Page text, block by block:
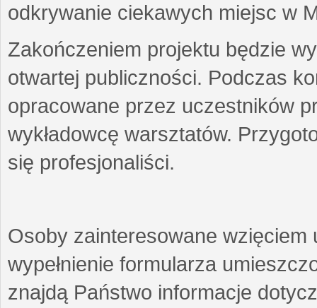
odkrywanie ciekawych miejsc w
Zakończeniem projektu będzie
otwartej publiczności. Podczas
opracowane przez uczestników
wykładowcę warsztatów.
się profesjonaliści.
Osoby zainteresowane wzięciem
wypełnienie formularza
znajdą Państwo informacje